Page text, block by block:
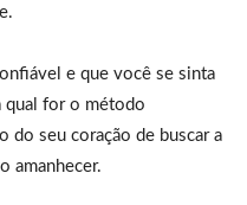
e que você se sinta
qual for o método
do seu coração de buscar a
amanhecer.